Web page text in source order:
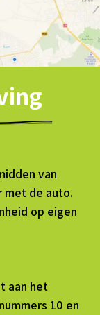
van
met de auto.
op eigen
aan het
10 en